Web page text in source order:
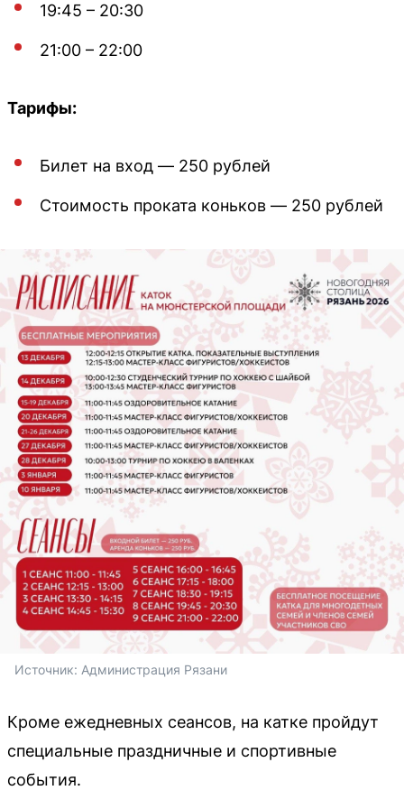
19:45 – 20:30
21:00 – 22:00
Тарифы:
Билет на вход — 250 рублей
Стоимость проката коньков — 250 рублей
Источник: Администрация Рязани
Кроме ежедневных сеансов, на катке пройдут
специальные праздничные и спортивные
события.